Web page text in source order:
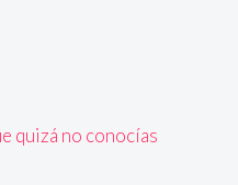
quizá no conocías